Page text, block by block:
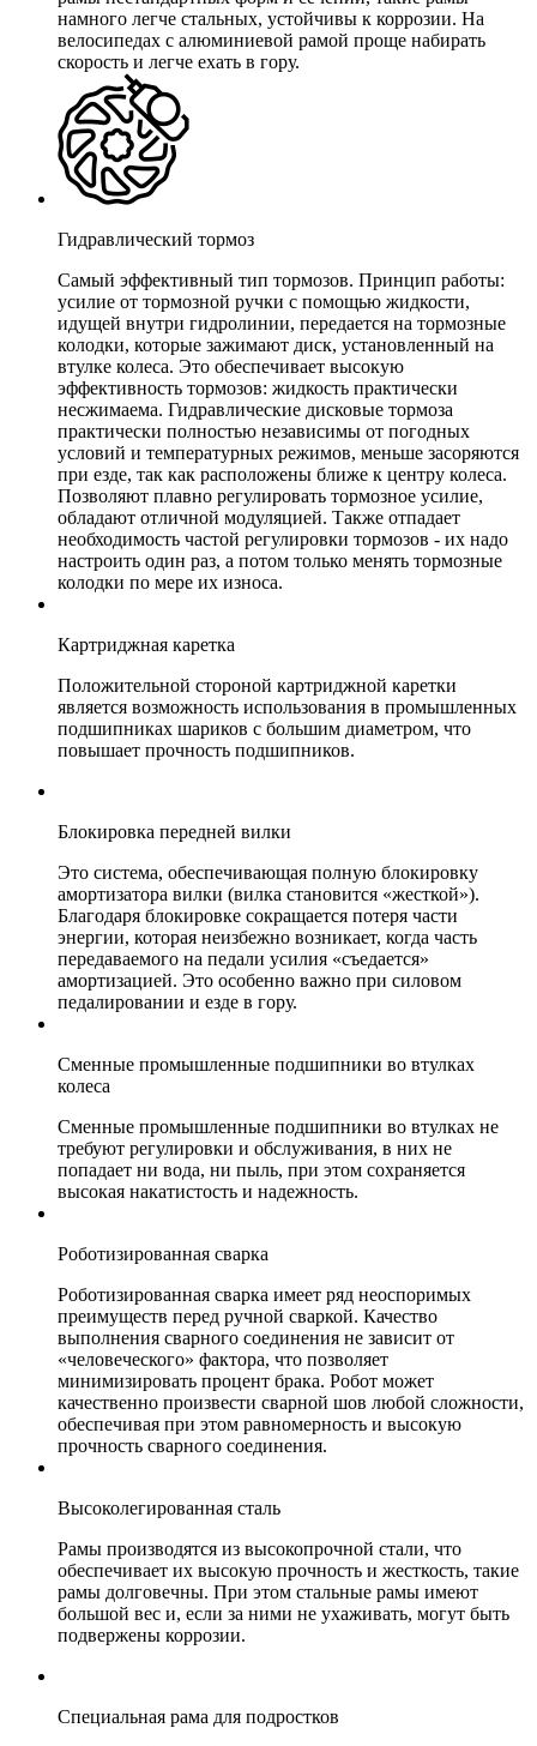
намного легче стальных, устойчивы к коррозии. На
велосипедах с алюминиевой рамой проще набирать
скорость и легче ехать в гору.
Гидравлический тормоз
Самый эффективный тип тормозов. Принцип работы:
усилие от тормозной ручки с помощью жидкости,
идущей внутри гидролинии, передается на тормозные
колодки, которые зажимают диск, установленный на
втулке колеса. Это обеспечивает высокую
эффективность тормозов: жидкость практически
несжимаема. Гидравлические дисковые тормоза
практически полностью независимы от погодных
условий и температурных режимов, меньше засоряются
при езде, так как расположены ближе к центру колеса.
Позволяют плавно регулировать тормозное усилие,
обладают отличной модуляцией. Также отпадает
необходимость частой регулировки тормозов - их надо
настроить один раз, а потом только менять тормозные
колодки по мере их износа.
Картриджная каретка
Положительной стороной картриджной каретки
является возможность использования в промышленных
подшипниках шариков с большим диаметром, что
повышает прочность подшипников.
Блокировка передней вилки
Это система, обеспечивающая полную блокировку
амортизатора вилки (вилка становится «жесткой»).
Благодаря блокировке сокращается потеря части
энергии, которая неизбежно возникает, когда часть
передаваемого на педали усилия «съедается»
амортизацией. Это особенно важно при силовом
педалировании и езде в гору.
Сменные промышленные подшипники во втулках
колеса
Сменные промышленные подшипники во втулках не
требуют регулировки и обслуживания, в них не
попадает ни вода, ни пыль, при этом сохраняется
высокая накатистость и надежность.
Роботизированная сварка
Роботизированная сварка имеет ряд неоспоримых
преимуществ перед ручной сваркой. Качество
выполнения сварного соединения не зависит от
«человеческого» фактора, что позволяет
минимизировать процент брака. Робот может
качественно произвести сварной шов любой сложности,
обеспечивая при этом равномерность и высокую
прочность сварного соединения.
Высоколегированная сталь
Рамы производятся из высокопрочной стали, что
обеспечивает их высокую прочность и жесткость, такие
рамы долговечны. При этом стальные рамы имеют
большой вес и, если за ними не ухаживать, могут быть
подвержены коррозии.
Специальная рама для подростков